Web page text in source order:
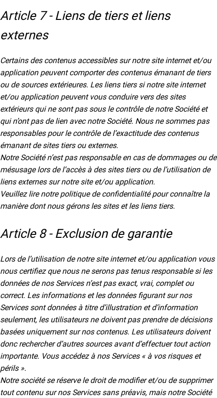
Article 7 - Liens de tiers et liens
externes
Certains des contenus accessibles sur notre site internet et/ou
application peuvent comporter des contenus émanant de tiers
ou de sources extérieures. Les liens tiers si notre site internet
et/ou application peuvent vous conduire vers des sites
extérieurs qui ne sont pas sous le contrôle de notre Société et
qui n’ont pas de lien avec notre Société. Nous ne sommes pas
responsables pour le contrôle de l’exactitude des contenus
émanant de sites tiers ou externes.
Notre Société n’est pas responsable en cas de dommages ou de
mésusage lors de l’accès à des sites tiers ou de l’utilisation de
liens externes sur notre site et/ou application.
Veuillez lire notre politique de confidentialité pour connaître la
manière dont nous gérons les sites et les liens tiers.
Article 8 - Exclusion de garantie
Lors de l’utilisation de notre site internet et/ou application vous
nous certifiez que nous ne serons pas tenus responsable si les
données de nos Services n’est pas exact, vrai, complet ou
correct. Les informations et les données figurant sur nos
Services sont données à titre d’illustration et d’information
seulement, les utilisateurs ne doivent pas prendre de décisions
basées uniquement sur nos contenus. Les utilisateurs doivent
donc rechercher d’autres sources avant d’effectuer tout action
importante. Vous accédez à nos Services « à vos risques et
périls ».
Notre société se réserve le droit de modifier et/ou de supprimer
tout contenu sur nos Services sans préavis, mais notre Société